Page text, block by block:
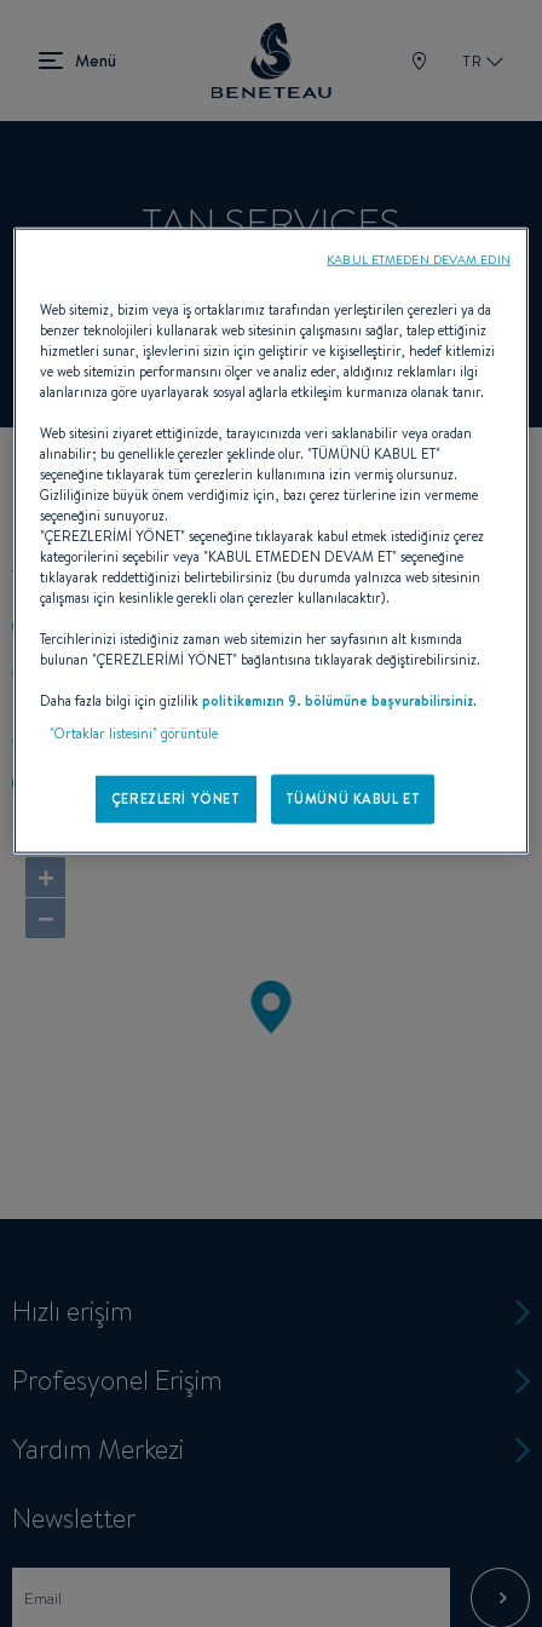
TR
TAN SERVICES
Satıcı Sailboats, First için BENETEAU
KOORDINATLARIMIZ
+97143483413
SIX SENSES HOTEL
Oman
Rotayı hesapla
https://tanorient.com/
+
−
Hızlı erişim
Profesyonel Erişim
Yardım Merkezi
Newsletter
Web sitemiz, bizim veya iş ortaklarımız tarafından yerleştirilen çerezleri ya da
benzer teknolojileri kullanarak web sitesinin çalışmasını sağlar, talep ettiğiniz
hizmetleri sunar, işlevlerini sizin için geliştirir ve kişiselleştirir, hedef kitlemizi
ve web sitemizin performansını ölçer ve analiz eder, aldığınız reklamları ilgi
alanlarınıza göre uyarlayarak sosyal ağlarla etkileşim kurmanıza olanak tanır.
Web sitesini ziyaret ettiğinizde, tarayıcınızda veri saklanabilir veya oradan
alınabilir; bu genellikle çerezler şeklinde olur. "TÜMÜNÜ KABUL ET"
seçeneğine tıklayarak tüm çerezlerin kullanımına izin vermiş olursunuz.
Gizliliğinize büyük önem verdiğimiz için, bazı çerez türlerine izin vermeme
seçeneğini sunuyoruz.
"ÇEREZLERİMİ YÖNET" seçeneğine tıklayarak kabul etmek istediğiniz çerez
kategorilerini seçebilir veya "KABUL ETMEDEN DEVAM ET" seçeneğine
tıklayarak reddettiğinizi belirtebilirsiniz (bu durumda yalnızca web sitesinin
çalışması için kesinlikle gerekli olan çerezler kullanılacaktır).
Tercihlerinizi istediğiniz zaman web sitemizin her sayfasının alt kısmında
bulunan "ÇEREZLERİMİ YÖNET" bağlantısına tıklayarak değiştirebilirsiniz.
Daha fazla bilgi için gizlilikpolitikamızın 9. bölümüne başvurabilirsiniz.
"Ortaklar listesini" görüntüle
ÇEREZLERİ YÖNET TÜMÜNÜ KABUL ET
KABUL ETMEDEN DEVAM EDIN